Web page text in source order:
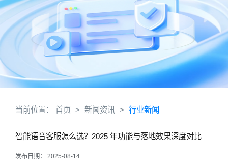
当前位置： 首页 > 新闻资讯 > 行业新闻
智能语音客服怎么选？2025 年功能与落地效果深度对比
发布日期： 2025-08-14